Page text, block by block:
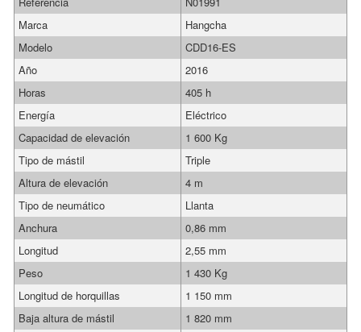
Marca
Hangcha
Modelo
CDD16-ES
Año
2016
Horas
405 h
Energía
Eléctrico
Capacidad de elevación
1 600 Kg
Tipo de mástil
Triple
Altura de elevación
4 m
Tipo de neumático
Llanta
Anchura
0,86 mm
Longitud
2,55 mm
Peso
1 430 Kg
Longitud de horquillas
1 150 mm
Baja altura de mástil
1 820 mm